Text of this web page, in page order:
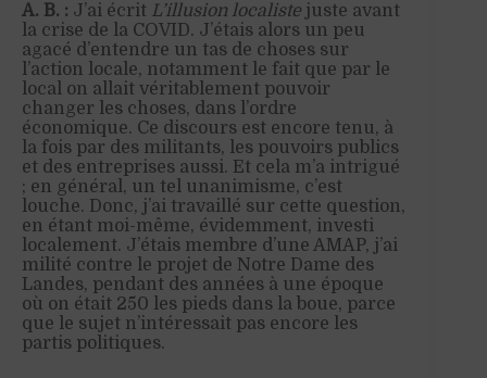
A. B. : J’ai écrit L’illusion localiste juste avant
la crise de la COVID. J’étais alors un peu
agacé d’entendre un tas de choses sur
l’action locale, notamment le fait que par le
local on allait véritablement pouvoir
changer les choses, dans l’ordre
économique. Ce discours est encore tenu, à
la fois par des militants, les pouvoirs publics
et des entreprises aussi. Et cela m’a intrigué
; en général, un tel unanimisme, c’est
louche. Donc, j’ai travaillé sur cette question,
en étant moi-même, évidemment, investi
localement. J’étais membre d’une AMAP, j’ai
milité contre le projet de Notre Dame des
Landes, pendant des années à une époque
où on était 250 les pieds dans la boue, parce
que le sujet n’intéressait pas encore les
partis politiques.